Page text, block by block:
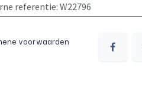
referentie: W22796
voorwaarden